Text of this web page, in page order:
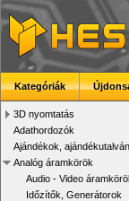
Kategóriák
3D nyomtatás
Adathordozók
Ajándékok,
Analóg áramkörök
Audio - Video
Időzítők, Generátorok